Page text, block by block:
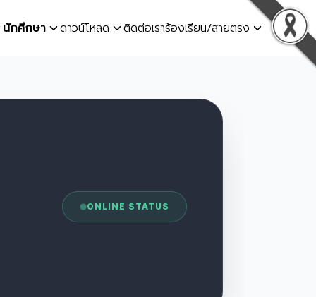
นักศึกษา ดาวน์โหลด ติดต่อเราร้องเรียน/สายตรง
ONLINE STATUS